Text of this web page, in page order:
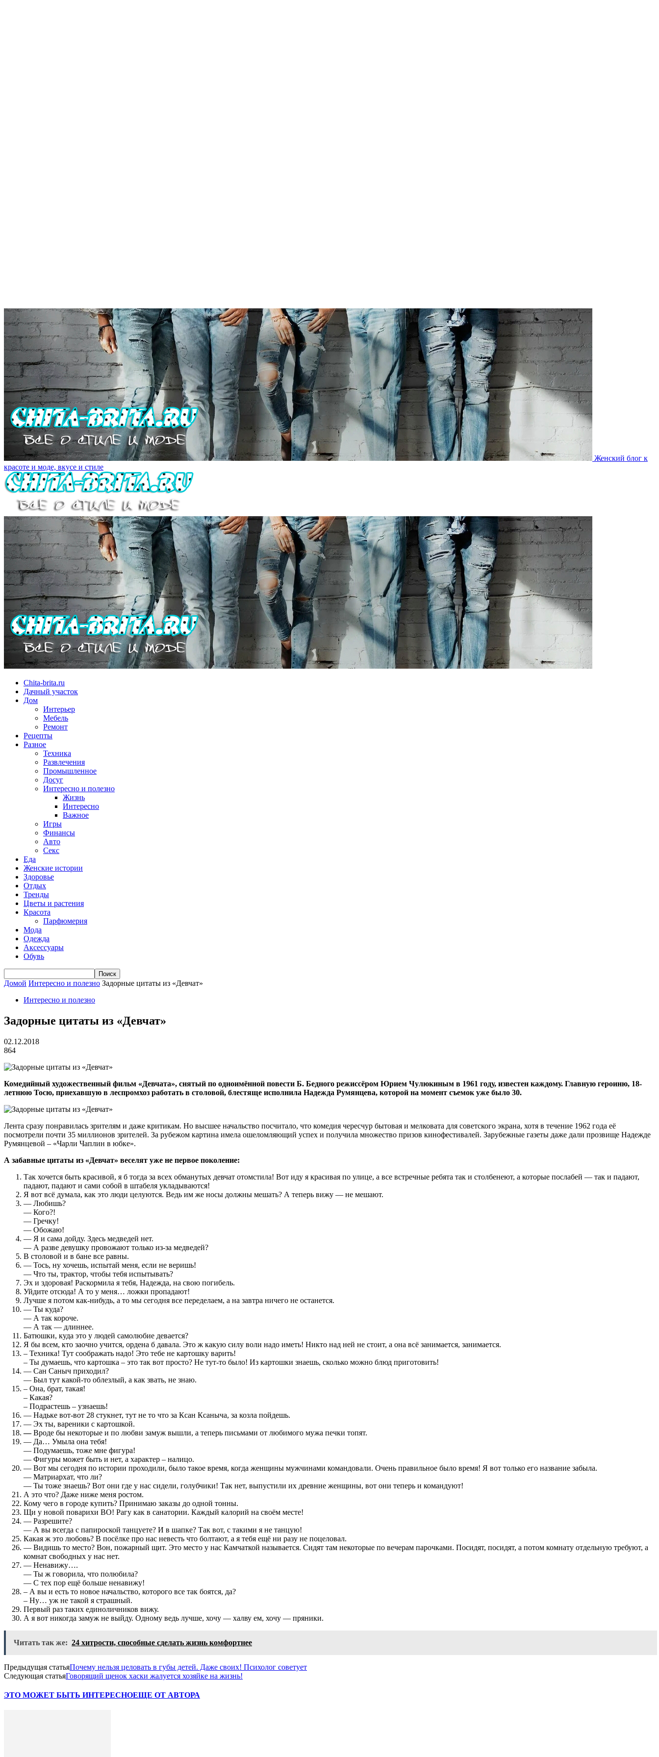
Женский блог к
красоте и моде, вкусе и стиле
Chita-brita.ru
Дачный участок
Дом
Интерьер
Мебель
Ремонт
Рецепты
Разное
Техника
Развлечения
Промышленное
Досуг
Интересно и полезно
Жизнь
Интересно
Важное
Игры
Финансы
Авто
Секс
Еда
Женские истории
Здоровье
Отдых
Тренды
Цветы и растения
Красота
Парфюмерия
Мода
Одежда
Аксессуары
Обувь
Домой Интересно и полезно Задорные цитаты из «Девчат»
Интересно и полезно
Задорные цитаты из «Девчат»
02.12.2018
864
Комедийный художественный фильм «Девчата», снятый по одноимённой повести Б. Бедного режиссёром Юрием Чулюкиным в 1961 году, известен каждому. Главную героиню, 18-
летнюю Тосю, приехавшую в леспромхоз работать в столовой, блестяще исполнила Надежда Румянцева, которой на момент съемок уже было 30.
Лента сразу понравилась зрителям и даже критикам. Но высшее начальство посчитало, что комедия чересчур бытовая и мелковата для советского экрана, хотя в течение 1962 года её
посмотрели почти 35 миллионов зрителей. За рубежом картина имела ошеломляющий успех и получила множество призов кинофестивалей. Зарубежные газеты даже дали прозвище Надежде
Румянцевой – «Чарли Чаплин в юбке».
А забавные цитаты из «Девчат» веселят уже не первое поколение:
Так хочется быть красивой, я б тогда за всех обманутых девчат отомстила! Вот иду я красивая по улице, а все встречные ребята так и столбенеют, а которые послабей — так и падают,
падают, падают и сами собой в штабеля укладываются!
Я вот всё думала, как это люди целуются. Ведь им же носы должны мешать? А теперь вижу — не мешают.
— Любишь?
— Кого?!
— Гречку!
— Обожаю!
— Я и сама дойду. Здесь медведей нет.
— А разве девушку провожают только из-за медведей?
В столовой и в бане все равны.
— Тось, ну хочешь, испытай меня, если не веришь!
— Что ты, трактор, чтобы тебя испытывать?
Эх и здоровая! Раскормила я тебя, Надежда, на свою погибель.
Уйдите отсюда! А то у меня… ложки пропадают!
Лучше я потом как-нибудь, а то мы сегодня все переделаем, а на завтра ничего не останется.
— Ты куда?
— А так короче.
— А так — длиннее.
Батюшки, куда это у людей самолюбие девается?
Я бы всем, кто заочно учится, ордена б давала. Это ж какую силу воли надо иметь! Никто над ней не стоит, а она всё занимается, занимается.
– Техника! Тут соображать надо! Это тебе не картошку варить!
– Ты думаешь, что картошка – это так вот просто? Не тут-то было! Из картошки знаешь, сколько можно блюд приготовить!
— Сан Саныч приходил?
— Был тут какой-то облезлый, а как звать, не знаю.
– Она, брат, такая!
– Какая?
– Подрастешь – узнаешь!
— Надьке вот-вот 28 стукнет, тут не то что за Ксан Ксаныча, за козла пойдешь.
— Эх ты, вареники с картошкой.
—Вроде бы некоторые и по любви замуж вышли, а теперь письмами от любимого мужа печки топят.
— Да… Умыла она тебя!
— Подумаешь, тоже мне фигура!
— Фигуры может быть и нет, а характер – налицо.
— Вот мы сегодня по истории проходили, было такое время, когда женщины мужчинами командовали. Очень правильное было время! Я вот только его название забыла.
— Матриархат, что ли?
— Ты тоже знаешь? Вот они где у нас сидели, голубчики! Так нет, выпустили их древние женщины, вот они теперь и командуют!
А это что? Даже ниже меня ростом.
Кому чего в городе купить? Принимаю заказы до одной тонны.
Щи у новой поварихи ВО! Рагу как в санатории. Каждый калорий на своём месте!
— Разрешите?
— А вы всегда с папироской танцуете? И в шапке? Так вот, с такими я не танцую!
Какая ж это любовь? В посёлке про нас невесть что болтают, а я тебя ещё ни разу не поцеловал.
— Видишь то место? Вон, пожарный щит. Это место у нас Камчаткой называется. Сидят там некоторые по вечерам парочками. Посидят, посидят, а потом комнату отдельную требуют, а
комнат свободных у нас нет.
— Ненавижу….
— Ты ж говорила, что полюбила?
— С тех пор ещё больше ненавижу!
– А вы и есть то новое начальство, которого все так боятся, да?
– Ну… уж не такой я страшный.
Первый раз таких единоличников вижу.
А я вот никогда замуж не выйду. Одному ведь лучше, хочу — халву ем, хочу — пряники.
Читать так же: 24 хитрости, способные сделать жизнь комфортнее
Предыдущая статьяПочему нельзя целовать в губы детей. Даже своих! Психолог советует
Следующая статьяГоворящий щенок хаски жалуется хозяйке на жизнь!
ЭТО МОЖЕТ БЫТЬ ИНТЕРЕСНОЕЩЕ ОТ АВТОРА